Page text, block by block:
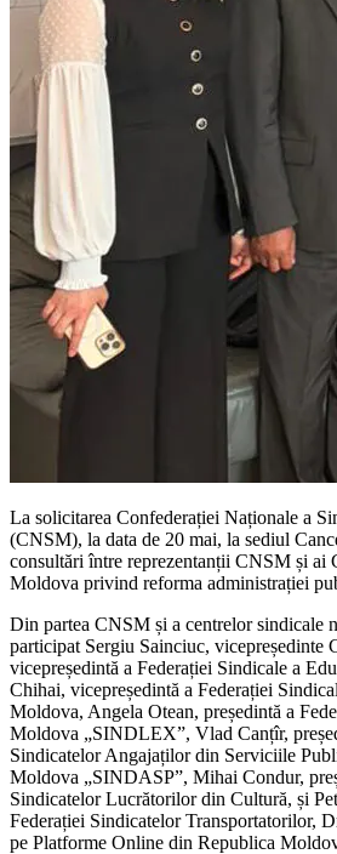
La solicitarea Confederației Naționale a
(CNSM), la data de 20 mai, la sediul
consultări între reprezentanții CNSM și ai
Moldova privind reforma administrației
Din partea CNSM și a centrelor sindicale
participat Sergiu Sainciuc, vicepreședinte
vicepreședintă a Federației Sindicale a
Chihai, vicepreședintă a Federației
Moldova, Angela Otean, președintă a
Moldova „SINDLEX”, Vlad Canțîr,
Sindicatelor Angajaților din Serviciile
Moldova „SINDASP”, Mihai Condur,
Sindicatelor Lucrătorilor din Cultură, și
Federației Sindicatelor Transportatorilor,
pe Platforme Online din Republica